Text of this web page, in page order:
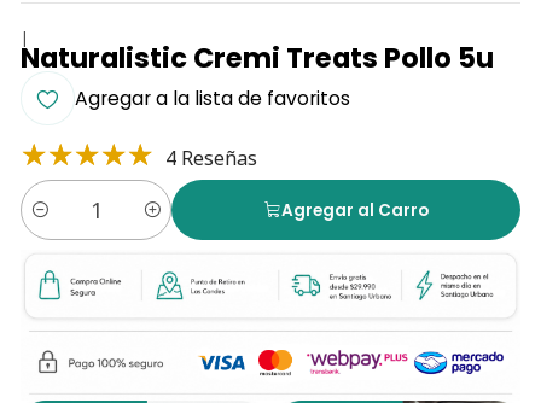
|
Naturalistic Cremi Treats Pollo 5u
Agregar a la lista de favoritos
4 Reseñas
Cantidad
Agregar al Carro